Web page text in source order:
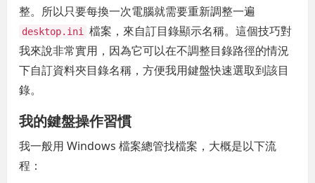
整。所以只要每換一次電腦就需要重新調整一遍
desktop.ini
檔案，來自訂目錄顯示名稱。這個技巧對
我來說非常實用，因為它可以在不調整目錄路徑的情況
下自訂資料夾目錄名稱，方便我用鍵盤快速選取到該目
錄。
我的鍵盤操作習慣
我一般用 Windows 檔案總管找檔案，大概是以下流
程：